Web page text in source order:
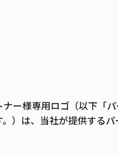
ー様専用ロゴ（以下「
）は、当社が提供する